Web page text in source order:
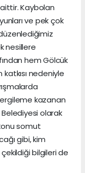
Kaybolan
ve pek çok
nesillere
hem Gölcük
nedeniyle
kazanan
olarak
somut
gibi, kim
bilgileri de